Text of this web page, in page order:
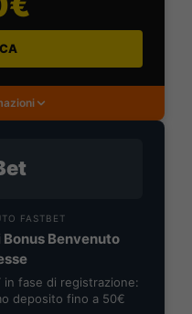
FASTBET
Benvenuto
in fase di registrazione:
deposito fino a 50€